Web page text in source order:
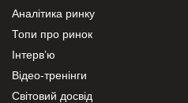
Аналітика ринку
Топи про ринок
Інтерв’ю
Відео-тренінги
Світовий досвід